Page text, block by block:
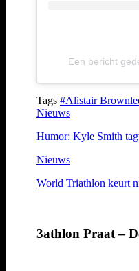
Een bericht
Tags #Alistair
Nieuws
Humor: Kyle Smith
Nieuws
World Triathlon keurt
3athlon Praat –